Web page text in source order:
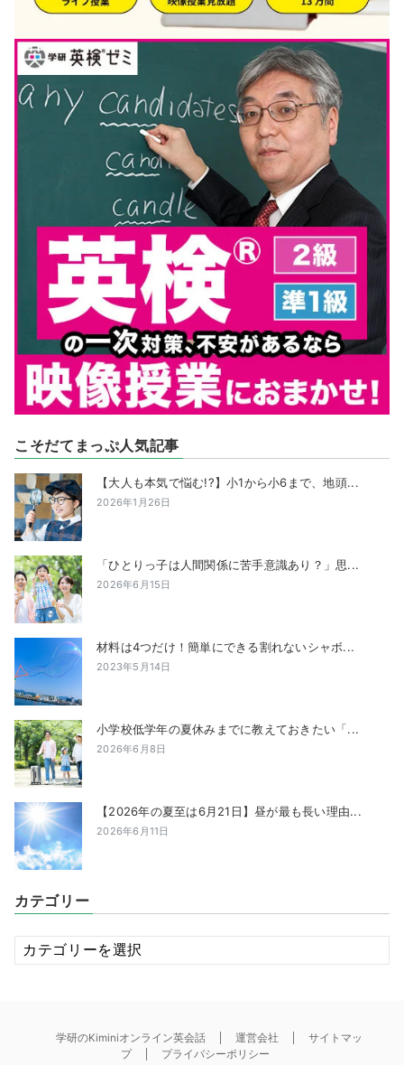
こそだてまっぷ人気記事
【大人も本気で悩む!?】小1から小6まで、地頭...
2026年1月26日
「ひとりっ子は人間関係に苦手意識あり？」思...
2026年6月15日
材料は4つだけ！簡単にできる割れないシャボ...
2023年5月14日
小学校低学年の夏休みまでに教えておきたい「...
2026年6月8日
【2026年の夏至は6月21日】昼が最も長い理由...
2026年6月11日
カテゴリー
カ
テ
学研のKiminiオンライン英会話 運営会社
サイトマッ
プ
プライバシーポリシー